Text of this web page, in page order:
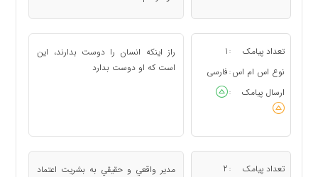
تعداد پیامک :
1
نوع اس ام اس : فارسی
ارسال پیامک
:
راز اينكه انسان را دوست بدارند، اين
است كه او دوست بدارد
تعداد پیامک :
2
مدير واقعي و حقيقي به بشريت اعتماد